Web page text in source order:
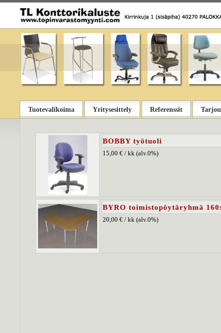
Tuotevalikoima Yritysesittely Referenssit
BOBBY työtuoli
15,00 € / kk (alv.0%)
BYRO toimistopöytäryhmä
20,00 € / kk (alv.0%)